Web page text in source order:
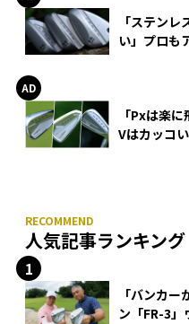
「ステン
い」プロも
「Pxは楽
Vはカッコ
人気記事ランキング
「バンカ
ン「FR-3」